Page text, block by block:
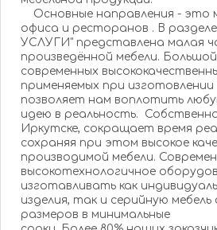
Основные направления - это
офиса и ресторанов . В
УСЛУГИ" представлена малая
произведённой мебели.
современных
применяемых при изготовлении
позволяет нам воплотить
идею в реальность.
Иркутске, сокращает время
сохраняя при этом высокое
производимой мебели.
высокотехнологичное
изготавливать как
изделия, так и серийную
размеров в минимальные